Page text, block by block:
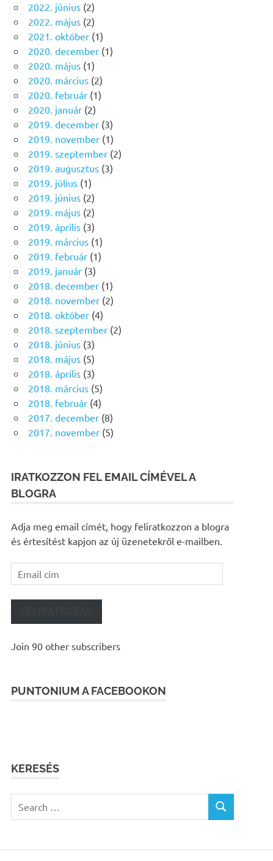
2022. június (2)
2022. május (2)
2021. október (1)
2020. december (1)
2020. május (1)
2020. március (2)
2020. február (1)
2020. január (2)
2019. december (3)
2019. november (1)
2019. szeptember (2)
2019. augusztus (3)
2019. július (1)
2019. június (2)
2019. május (2)
2019. április (3)
2019. március (1)
2019. február (1)
2019. január (3)
2018. december (1)
2018. november (2)
2018. október (4)
2018. szeptember (2)
2018. június (3)
2018. május (5)
2018. április (3)
2018. március (5)
2018. február (4)
2017. december (8)
2017. november (5)
IRATKOZZON FEL EMAIL CÍMÉVEL A
BLOGRA
Adja meg email címét, hogy feliratkozzon a blogra
és értesítést kapjon az új üzenetekről e-mailben.
Email
cím
Join 90 other subscribers
PUNTONIUM A FACEBOOKON
KERESÉS
for:
SEARCH